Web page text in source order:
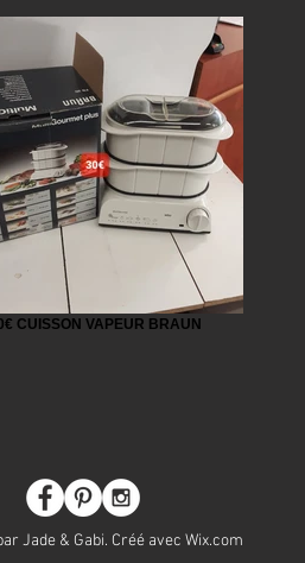
CUISSON VAPEUR BRAUN
Jade & Gabi. Créé avec Wix.com